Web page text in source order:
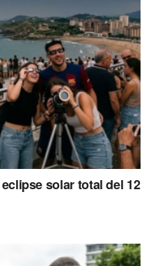
solar total del 12